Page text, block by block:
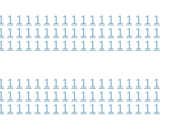
1 1 1 1 1 1 1 1 1 1 1 1 1 1 1 1 1
1 1 1 1 1 1 1 1 1 1 1 1 1 1 1 1 1
1 1 1 1 1 1 1 1 1 1 1 1 1 1 1 1 1
1 1 1 1 1 1 1 1 1 1 1 1 1 1 1 1 1
1 1 1 1 1 1 1 1 1 1 1 1 1 1 1 1 1
1 1 1 1 1 1 1 1 1 1 1 1 1 1 1 1 1